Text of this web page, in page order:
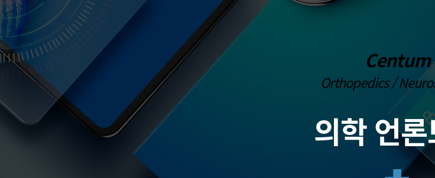
동결견(오십견)
충돌증후군
회전근개 파열
석회화 건염
어깨 관절염
어깨 관절 탈구
상방 관절와순 파열
경추 디스크 탈출증
무릎관절 내시경
반월상 연골 파열
원판형 반월상 연골
반월상 연골 이식
도수치료
통증유발점 주사치료(TPI)
PRP주사
외상괴염
팔꿈치 관
팔꿈치 강직
팔꿈치 관절
병원미리보기
의료장비안내
Centum
Orthopedics /
의학 언